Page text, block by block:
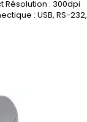
Résolution : 300dpi
: USB, RS-232,
votre devis